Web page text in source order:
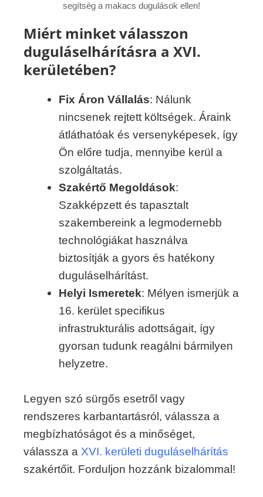
segítség a makacs dugulások ellen!
Miért minket válasszon
duguláselhárításra a XVI.
kerületében?
Fix Áron Vállalás: Nálunk
nincsenek rejtett költségek. Áraink
átláthatóak és versenyképesek, így
Ön előre tudja, mennyibe kerül a
szolgáltatás.
Szakértő Megoldások:
Szakképzett és tapasztalt
szakembereink a legmodernebb
technológiákat használva
biztosítják a gyors és hatékony
duguláselhárítást.
Helyi Ismeretek: Mélyen ismerjük a
16. kerület specifikus
infrastrukturális adottságait, így
gyorsan tudunk reagálni bármilyen
helyzetre.
Legyen szó sürgős esetről vagy
rendszeres karbantartásról, válassza a
megbízhatóságot és a minőséget,
válassza a XVI. kerületi duguláselhárítás
szakértőit. Forduljon hozzánk bizalommal!